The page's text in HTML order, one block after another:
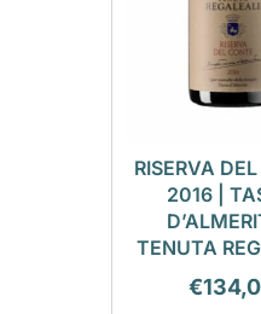
RISERVA
2016 |
TENUTA
€